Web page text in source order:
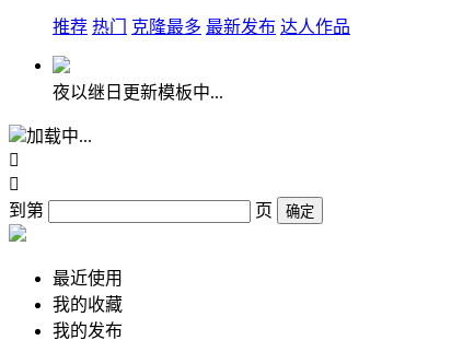
推荐 热门 克隆最多 最新发布 达人作品
夜以继日更新模板中...
加载中...


到第
页 确定
最近使用
我的收藏
我的发布